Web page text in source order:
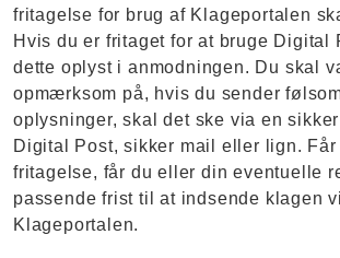
fritagelse for brug af Klageportalen
Hvis du er fritaget for at bruge Digital
dette oplyst i anmodningen. Du skal
opmærksom på, hvis du sender
oplysninger, skal det ske via en
Digital Post, sikker mail eller lign. Får
fritagelse, får du eller din eventuelle
passende frist til at indsende klagen
Klageportalen.